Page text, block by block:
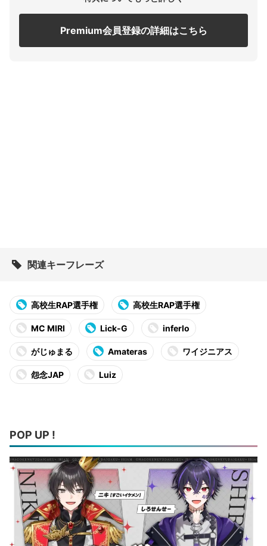
Premium会員登録の詳細はこちら
関連キーフレーズ
高校生RAP選手権 高校生RAP選手権
MC MIRI Lick-G inferlo
がじゅまる Amateras ワイジニアス
怨念JAP Luiz
POP UP !